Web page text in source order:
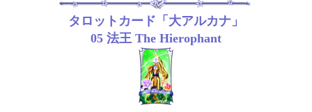
タロットカード「大アルカナ」
05 法王 The Hierophant